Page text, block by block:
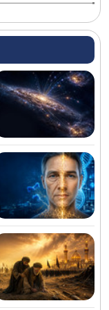
مشاغل ایثارگران در
پایان فیلمبرداری
با رفتن اکبر عبدی
برنده‌ای با خود داشت
فیلم مرموز ونیز
«مرد عنکبوتی: یک روز
یک میلیارد دلار گذشت
«زنده‌شور» و
۱۳ برابر ۶ فیلم دیگر! + جدول فروش
نمایش در ۱۵ استان